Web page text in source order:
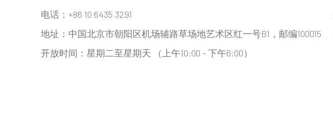
电话：+86 10 6435 3291
地址：中国北京市朝阳区机场辅路草场地艺术区红一号B1，邮编100015
开放时间：星期二至星期天 （上午10:00 - 下午6:00）